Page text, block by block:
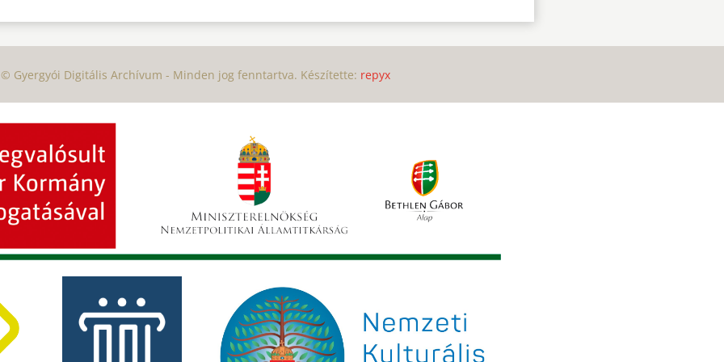
Gyergyói Digitális Archívum - Minden jog fenntartva. Készítette: repyx